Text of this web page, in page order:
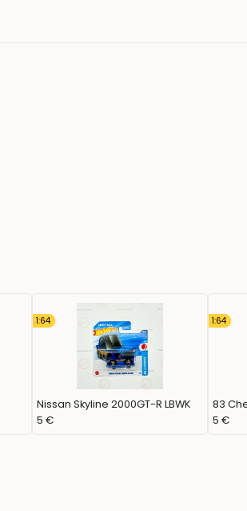
Nissan Skyline 2000GT-R LBWK
1:64
5 €
83
1:64
5 €